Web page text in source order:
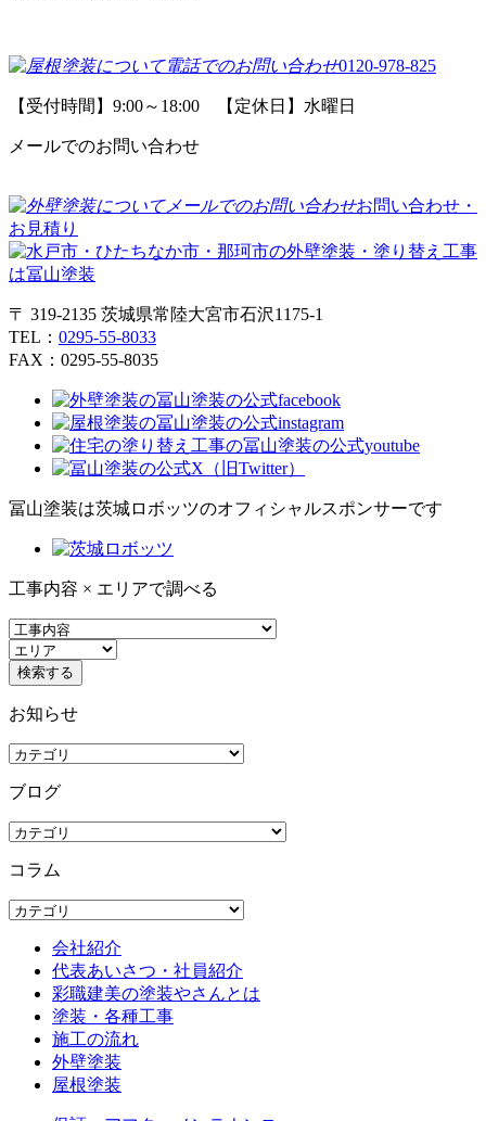
0120-978-825
【受付時間】9:00～18:00 【定休日】水曜日
メールでのお問い合わせ
お問い合わせ・
お見積り
〒 319-2135 茨城県常陸大宮市石沢1175-1
TEL： 0295-55-8033
FAX：0295-55-8035
冨山塗装は茨城ロボッツのオフィシャルスポンサーです
工事内容 × エリアで調べる
お知らせ
ブログ
コラム
会社紹介
代表あいさつ・社員紹介
彩職建美の塗装やさんとは
塗装・各種工事
施工の流れ
外壁塗装
屋根塗装